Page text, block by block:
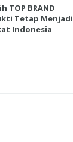
TOP BRAND
Tetap Menjadi
Indonesia